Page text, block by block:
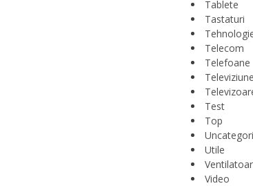
Tablete
Tastaturi
Telecom
Telefoane
Televiziune
Test
Top
Utile
Video